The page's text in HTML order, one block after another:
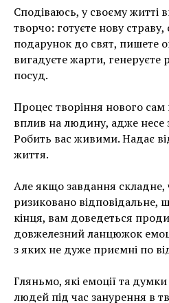
Сподіваюсь, у своєму житті
творчо: готуєте нову
подарунок до свят, пишете
вигадуєте жарти, генеруєте
посуд.
Процес творіння нового
вплив на людину, адже несе
Робить вас живими. Надає
життя.
Але якщо завдання складне,
ризиковано відповідальне,
кінця, вам доведеться
довжелезний ланцюжок
з яких не дуже приємні по
Гляньмо, які емоції та
людей під час занурення в